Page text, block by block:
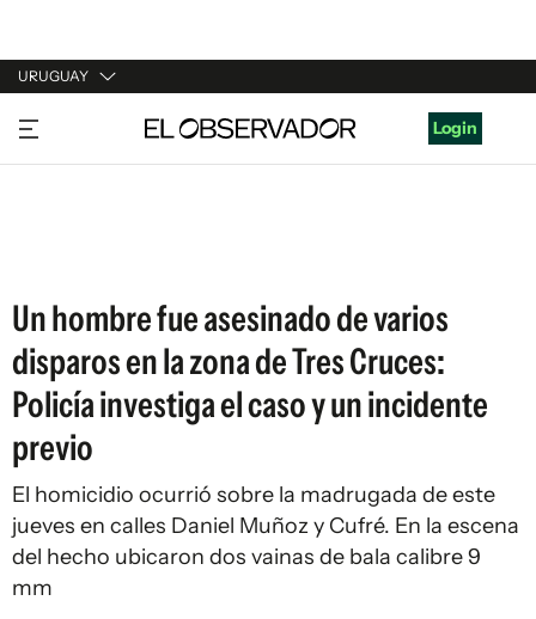
URUGUAY
URUGUAY
ARGENTINA
Login
Un hombre fue asesinado de varios
disparos en la zona de Tres Cruces:
Policía investiga el caso y un incidente
previo
El homicidio ocurrió sobre la madrugada de este
jueves en calles Daniel Muñoz y Cufré. En la escena
del hecho ubicaron dos vainas de bala calibre 9
mm